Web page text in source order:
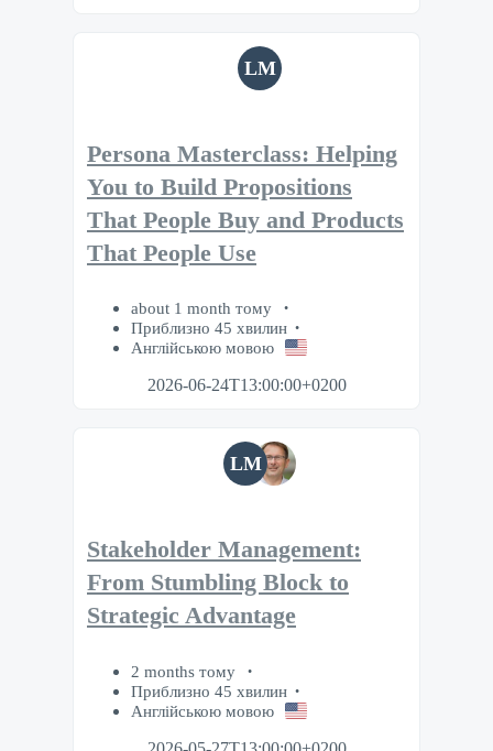
LM
Persona Masterclass: Helping
You to Build Propositions
That People Buy and Products
That People Use
about 1 month тому
Приблизно 45 хвилин
Англійською мовою
2026-06-24T13:00:00+0200
LM
Stakeholder Management:
From Stumbling Block to
Strategic Advantage
2 months тому
Приблизно 45 хвилин
Англійською мовою